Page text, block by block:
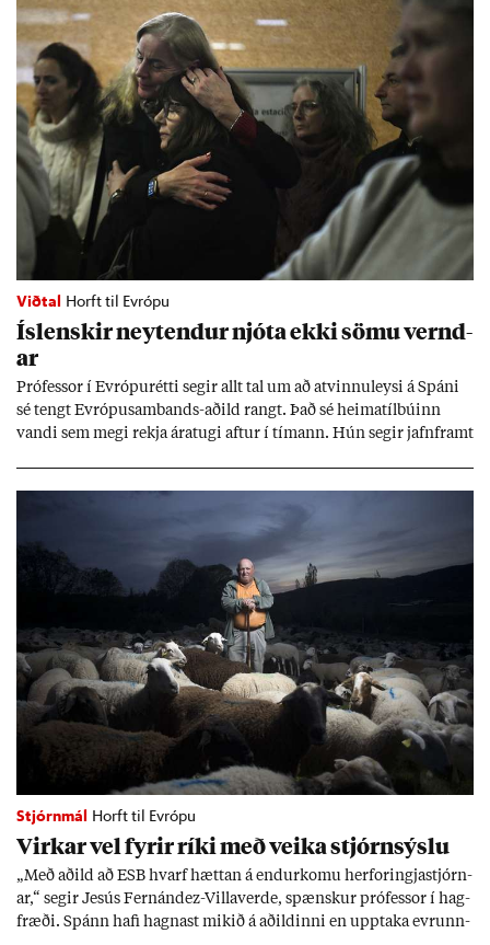
Viðtal Horft til Evrópu
Ís­lensk­ir neyt­end­ur njóta ekki sömu vernd­
ar
Pró­fess­or í Evr­ópu­rétti seg­ir allt tal um að at­vinnu­leysi á Spáni
sé tengt Evr­ópu­sam­bands-að­ild rangt. Það sé heima­tíl­bú­inn
vandi sem megi rekja ára­tugi aft­ur í tím­ann. Hún seg­ir jafn­framt
Stjórnmál Horft til Evrópu
Virk­ar vel fyr­ir ríki með veika stjórn­sýslu
„Með að­ild að ESB hvarf hætt­an á end­ur­komu her­for­ingja­stjórn­
ar,“ seg­ir Jesús Fer­nández-Villa­ver­de, spænsk­ur pró­fess­or í hag­
fræði. Spánn hafi hagn­ast mik­ið á að­ild­inni en upp­taka evr­unn­